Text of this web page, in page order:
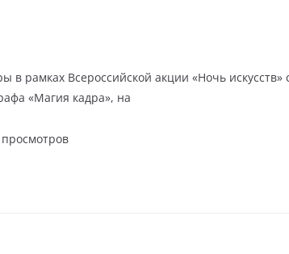
в рамках Всероссийской акции «Ночь искусств»
«Магия кадра», на